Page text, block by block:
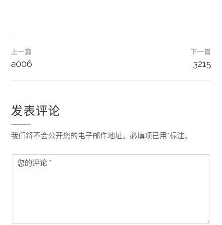
文
章
航
上一篇
a006
下一篇
3215
发表评论
我们将不会公开您的电子邮件地址。必填项已用*标注。